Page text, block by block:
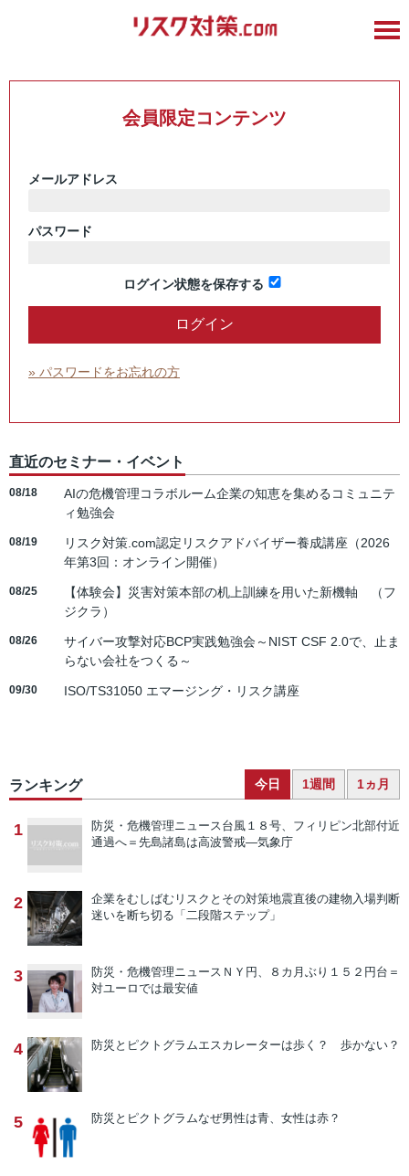
会員限定コンテンツ
メールアドレス
パスワード
ログイン状態を保存する
» パスワードをお忘れの方
直近のセミナー・イベント
08/18
AIの危機管理コラボルーム企業の知恵を集めるコミュニテ
ィ勉強会
08/19
リスク対策.com認定リスクアドバイザー養成講座（2026
年第3回：オンライン開催）
08/25
【体験会】災害対策本部の机上訓練を用いた新機軸 （フ
ジクラ）
08/26
サイバー攻撃対応BCP実践勉強会～NIST CSF 2.0で、止ま
らない会社をつくる～
09/30 ISO/TS31050 エマージング・リスク講座
ランキング 今日 1週間 1ヵ月
1 防災・危機管理ニュース台風１８号、フィリピン北部付近
通過へ＝先島諸島は高波警戒―気象庁
2 企業をむしばむリスクとその対策地震直後の建物入場判断
迷いを断ち切る「二段階ステップ」
3 防災・危機管理ニュース ＮＹ円、８カ月ぶり１５２円台＝
対ユーロでは最安値
4 防災とピクトグラムエスカレーターは歩く？ 歩かない？
5 防災とピクトグラムなぜ男性は青、女性は赤？